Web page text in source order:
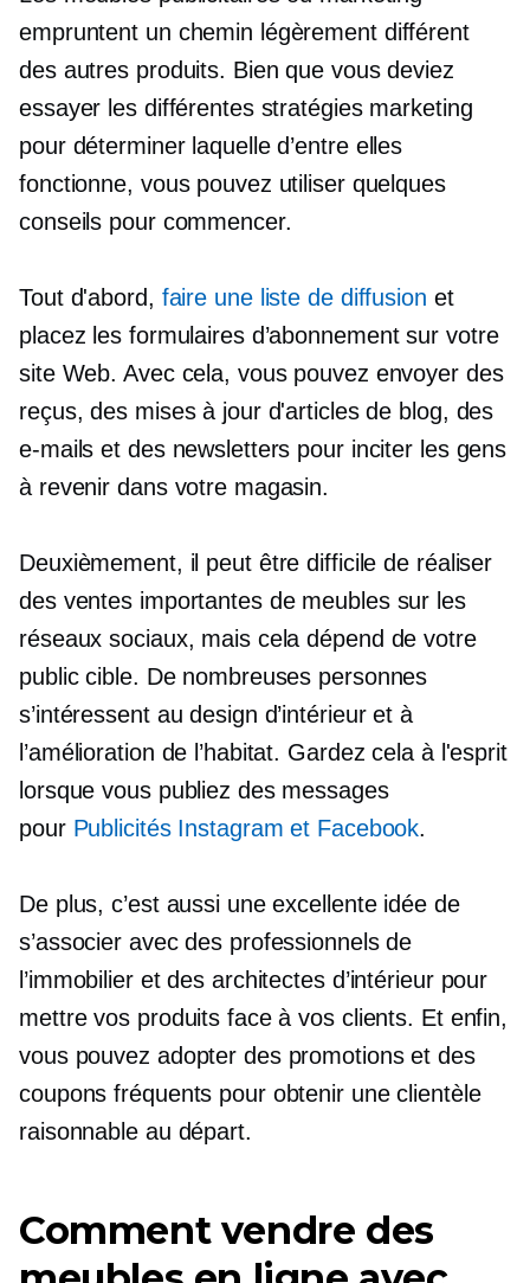
empruntent un chemin légèrement différent
des autres produits. Bien que vous deviez
essayer les différentes stratégies marketing
pour déterminer laquelle d’entre elles
fonctionne, vous pouvez utiliser quelques
conseils pour commencer.
Tout d'abord, faire une liste de diffusion et
placez les formulaires d’abonnement sur votre
site Web. Avec cela, vous pouvez envoyer des
reçus, des mises à jour d'articles de blog, des
e-mails et des newsletters pour inciter les gens
à revenir dans votre magasin.
Deuxièmement, il peut être difficile de réaliser
des ventes importantes de meubles sur les
réseaux sociaux, mais cela dépend de votre
public cible. De nombreuses personnes
s’intéressent au design d’intérieur et à
l’amélioration de l’habitat. Gardez cela à l'esprit
lorsque vous publiez des messages
pour Publicités Instagram et Facebook.
De plus, c’est aussi une excellente idée de
s’associer avec des professionnels de
l’immobilier et des architectes d’intérieur pour
mettre vos produits face à vos clients. Et enfin,
vous pouvez adopter des promotions et des
coupons fréquents pour obtenir une clientèle
raisonnable au départ.
Comment vendre des